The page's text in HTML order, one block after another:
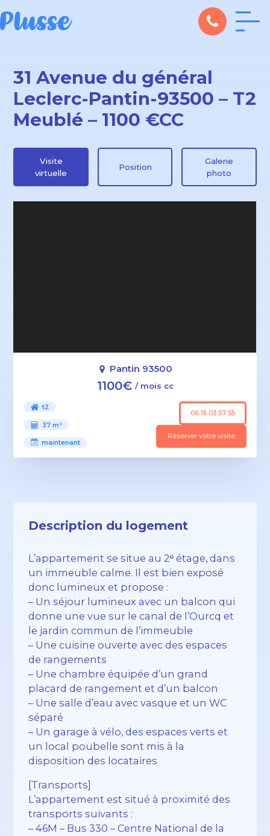
31 Avenue du général
Leclerc-Pantin-93500 – T2
Meublé – 1100 €CC
Visite
virtuelle
Position
Galerie
photo
Pantin 93500
1100€ / mois cc
t2
37 m²
maintenant
06 15 03 57 55
Réserver votre visite
Description du logement
L’appartement se situe au 2ᵉ étage, dans
un immeuble calme. Il est bien exposé
donc lumineux et propose :
– Un séjour lumineux avec un balcon qui
donne une vue sur le canal de l’Ourcq et
le jardin commun de l’immeuble
– Une cuisine ouverte avec des espaces
de rangements
– Une chambre équipée d’un grand
placard de rangement et d’un balcon
– Une salle d’eau avec vasque et un WC
séparé
– Un garage à vélo, des espaces verts et
un local poubelle sont mis à la
disposition des locataires
[Transports]
L’appartement est situé à proximité des
transports suivants :
– 46M – Bus 330 – Centre National de la